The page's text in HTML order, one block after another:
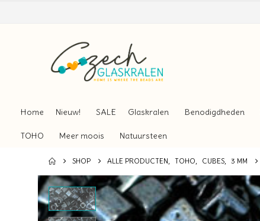
Home Nieuw! SALE Glaskralen Benodigdheden
TOHO Meer moois Natuursteen
SHOP ALLE PRODUCTEN, TOHO, CUBES, 3 MM